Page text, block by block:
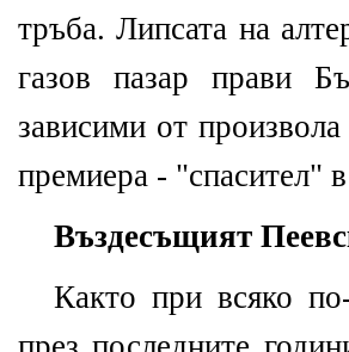
тръба. Липсата на
газов пазар прави
зависими от
премиера - "спасител" в
Въздесъщият
Както при всяко